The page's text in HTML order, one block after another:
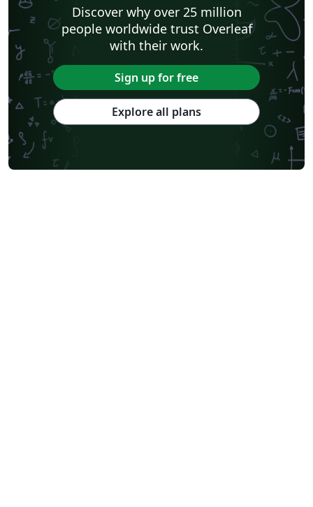
Discover why over 25 million
people worldwide trust Overleaf
with their work.
Sign up for free
Explore all plans